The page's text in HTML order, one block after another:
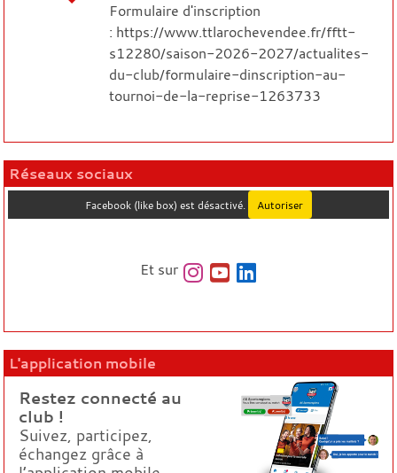
Formulaire d'inscription
: https://www.ttlarochevendee.fr/fftt-
s12280/saison-2026-2027/actualites-
du-club/formulaire-dinscription-au-
tournoi-de-la-reprise-1263733
Réseaux sociaux
Facebook (like box) est désactivé. Autoriser
Et sur
L'application mobile
Restez connecté au
club !
Suivez, participez,
échangez grâce à